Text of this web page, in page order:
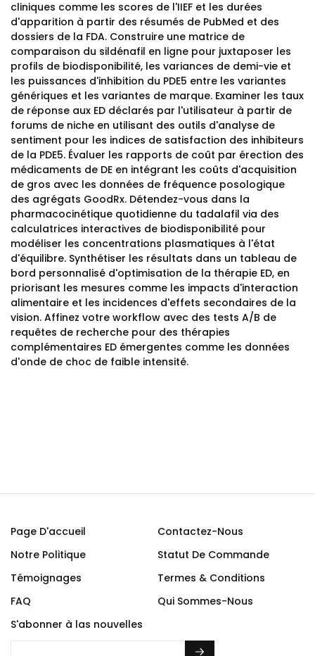
cliniques comme les scores de l'IIEF et les durées
d'apparition à partir des résumés de PubMed et des
dossiers de la FDA. Construire une matrice de
comparaison du sildénafil en ligne pour juxtaposer les
profils de biodisponibilité, les variances de demi-vie et
les puissances d'inhibition du PDE5 entre les variantes
génériques et les variantes de marque. Examiner les taux
de réponse aux ED déclarés par l'utilisateur à partir de
forums de niche en utilisant des outils d'analyse de
sentiment pour les indices de satisfaction des inhibiteurs
de la PDE5. Évaluer les rapports de coût par érection des
médicaments de DE en intégrant les coûts d'acquisition
de gros avec les données de fréquence posologique
des agrégats GoodRx. Détendez-vous dans la
pharmacocinétique quotidienne du tadalafil via des
calculatrices interactives de biodisponibilité pour
modéliser les concentrations plasmatiques à l'état
d'équilibre. Synthétiser les résultats dans un tableau de
bord personnalisé d'optimisation de la thérapie ED, en
priorisant les mesures comme les impacts d'interaction
alimentaire et les incidences d'effets secondaires de la
vision. Affinez votre workflow avec des tests A/B de
requêtes de recherche pour des thérapies
complémentaires ED émergentes comme les données
d'onde de choc de faible intensité.
Page D'accueil
Contactez-Nous
Notre Politique
Statut De Commande
Témoignages
Termes & Conditions
FAQ
Qui Sommes-Nous
S'abonner à las nouvelles